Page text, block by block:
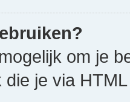
om je
die je via